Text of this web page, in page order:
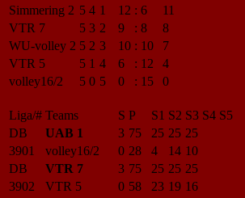
Simmering 2 5 4 1 12 : 6
11
VTR 7
5 3 2 9 : 8
8
WU-volley 2 5 2 3 10 : 10
7
VTR 5
5 1 4 6 : 12
4
volley16/2
5 0 5 0 : 15 0
Liga/# Teams S P S1 S2 S3 S4 S5
DB
UAB 1 3 75 25 25 25
3901
volley16/2 0 28 4 14 10
DB
VTR 7 3 75 25 25 25
3902
VTR 5 0 58 23 19 16